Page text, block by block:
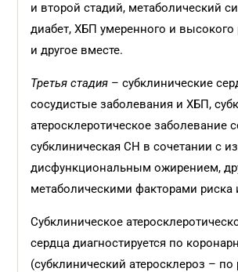
и второй стадий, метаболический
диабет, ХБП умеренного и высокого
и другое вместе.
Третья стадия – субклинические
сосудистые заболевания и ХБП,
атеросклеротическое заболевание
субклиническая СН в сочетании с
дисфункциональным ожирением,
метаболическими факторами риска
Субклиническое
сердца диагностируется по
(субклинический атеросклероз – по